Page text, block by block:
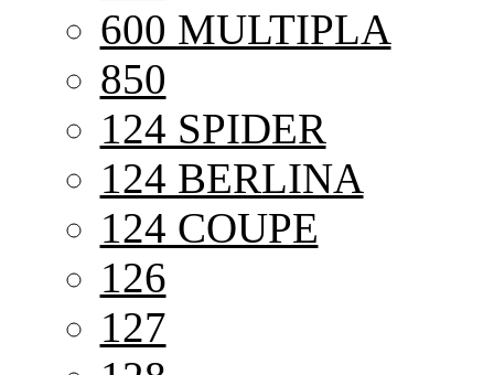
600 MULTIPLA
850
124 SPIDER
124 BERLINA
124 COUPE
126
127